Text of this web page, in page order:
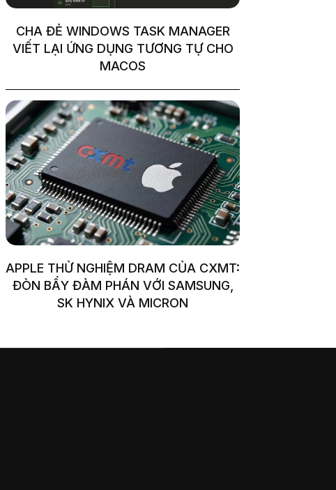
CHA ĐẺ WINDOWS TASK MANAGER
VIẾT LẠI ỨNG DỤNG TƯƠNG TỰ CHO
MACOS
APPLE THỬ NGHIỆM DRAM CỦA CXMT:
ĐÒN BẨY ĐÀM PHÁN VỚI SAMSUNG,
SK HYNIX VÀ MICRON